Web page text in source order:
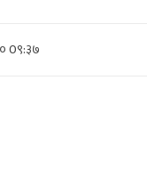
0९:३७